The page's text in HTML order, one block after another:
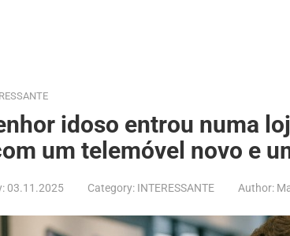
idoso entrou numa
um telemóvel novo e
03.11.2025 Category: INTERESSANTE Author: